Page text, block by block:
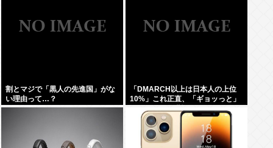
割とマジで「黒人の先進国」がな
い理由って…？
「DMARCH以上は日本人の上位
10%」これ正直、「ギョッっと」
するよなあ…職場でもMARCH同
以下の低学歴とかあんまり観ない